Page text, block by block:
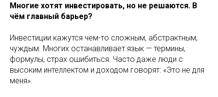
Многие хотят инвестировать, но не решаются. В
чём главный барьер?
Инвестиции кажутся чем-то сложным, абстрактным,
чуждым. Многих останавливает язык — термины,
формулы, страх ошибиться. Часто даже люди с
высоким интеллектом и доходом говорят: «Это не для
меня».